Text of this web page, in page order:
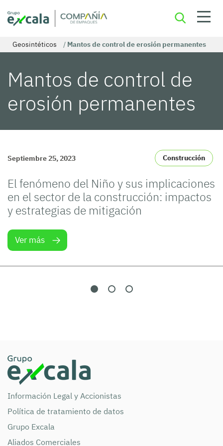
Geosintéticos / Mantos de control de erosión permanentes
Mantos de control de
erosión permanentes
Septiembre 25, 2023 Construcción
El fenómeno del Niño y sus implicaciones
en el sector de la construcción: impactos
y estrategias de mitigación
Ver más
Información Legal y Accionistas
Política de tratamiento de datos
Grupo Excala
Aliados Comerciales